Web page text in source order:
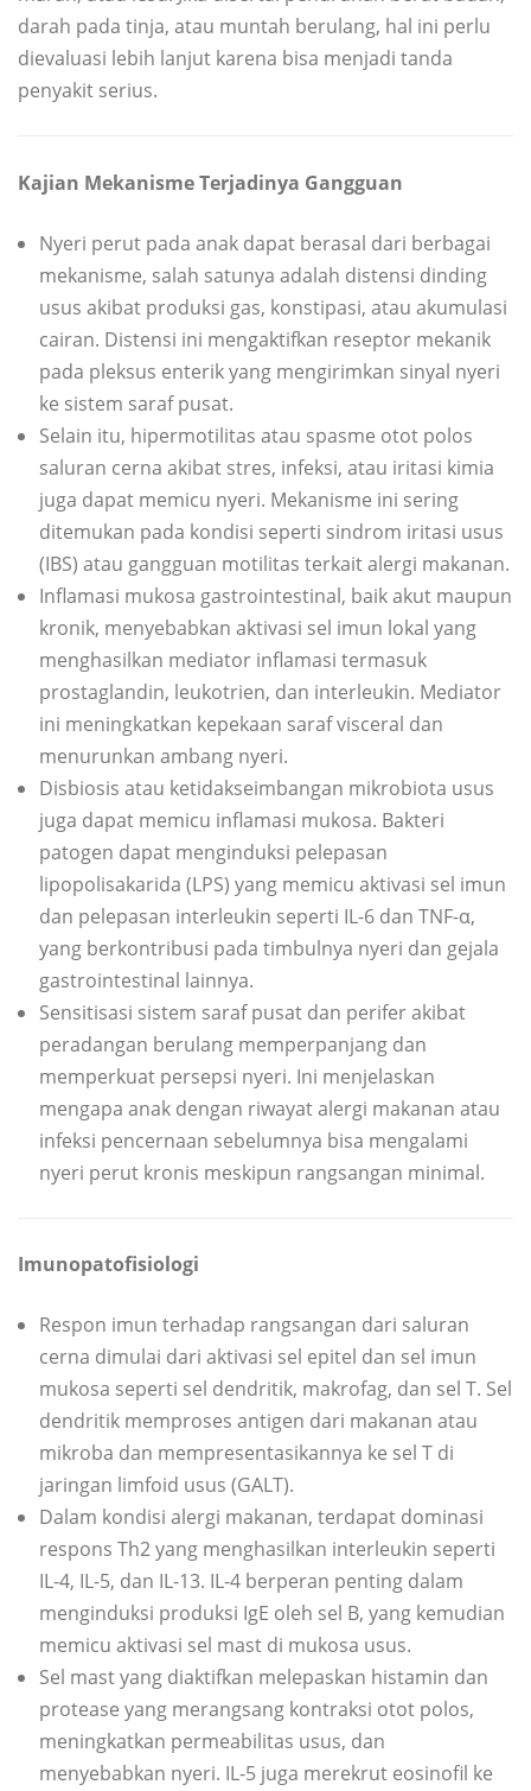
darah pada tinja, atau muntah berulang, hal ini perlu
dievaluasi lebih lanjut karena bisa menjadi tanda
penyakit serius.
Kajian Mekanisme Terjadinya Gangguan
Nyeri perut pada anak dapat berasal dari berbagai
mekanisme, salah satunya adalah distensi dinding
usus akibat produksi gas, konstipasi, atau akumulasi
cairan. Distensi ini mengaktifkan reseptor mekanik
pada pleksus enterik yang mengirimkan sinyal nyeri
ke sistem saraf pusat.
Selain itu, hipermotilitas atau spasme otot polos
saluran cerna akibat stres, infeksi, atau iritasi kimia
juga dapat memicu nyeri. Mekanisme ini sering
ditemukan pada kondisi seperti sindrom iritasi usus
(IBS) atau gangguan motilitas terkait alergi makanan.
Inflamasi mukosa gastrointestinal, baik akut maupun
kronik, menyebabkan aktivasi sel imun lokal yang
menghasilkan mediator inflamasi termasuk
prostaglandin, leukotrien, dan interleukin. Mediator
ini meningkatkan kepekaan saraf visceral dan
menurunkan ambang nyeri.
Disbiosis atau ketidakseimbangan mikrobiota usus
juga dapat memicu inflamasi mukosa. Bakteri
patogen dapat menginduksi pelepasan
lipopolisakarida (LPS) yang memicu aktivasi sel imun
dan pelepasan interleukin seperti IL-6 dan TNF-α,
yang berkontribusi pada timbulnya nyeri dan gejala
gastrointestinal lainnya.
Sensitisasi sistem saraf pusat dan perifer akibat
peradangan berulang memperpanjang dan
memperkuat persepsi nyeri. Ini menjelaskan
mengapa anak dengan riwayat alergi makanan atau
infeksi pencernaan sebelumnya bisa mengalami
nyeri perut kronis meskipun rangsangan minimal.
Imunopatofisiologi
Respon imun terhadap rangsangan dari saluran
cerna dimulai dari aktivasi sel epitel dan sel imun
mukosa seperti sel dendritik, makrofag, dan sel T. Sel
dendritik memproses antigen dari makanan atau
mikroba dan mempresentasikannya ke sel T di
jaringan limfoid usus (GALT).
Dalam kondisi alergi makanan, terdapat dominasi
respons Th2 yang menghasilkan interleukin seperti
IL-4, IL-5, dan IL-13. IL-4 berperan penting dalam
menginduksi produksi IgE oleh sel B, yang kemudian
memicu aktivasi sel mast di mukosa usus.
Sel mast yang diaktifkan melepaskan histamin dan
protease yang merangsang kontraksi otot polos,
meningkatkan permeabilitas usus, dan
menyebabkan nyeri. IL-5 juga merekrut eosinofil ke